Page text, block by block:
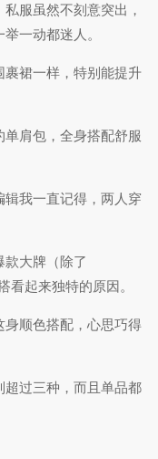
服虽然不刻意突出，
一动都迷人。
裙一样，特别能提升
肩包，全身搭配舒服
我一直记得，两人穿
大牌（除了
看起来独特的原因。
身顺色搭配，心思巧得
过三种，而且单品都